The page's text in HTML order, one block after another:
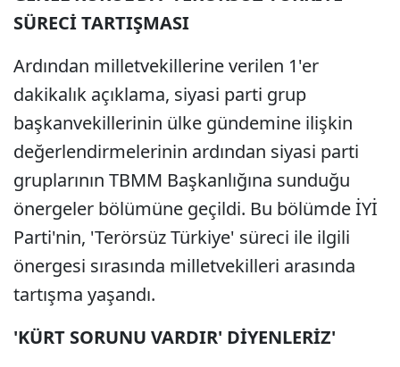
SÜRECİ TARTIŞMASI
Ardından milletvekillerine verilen 1'er
dakikalık açıklama, siyasi parti grup
başkanvekillerinin ülke gündemine ilişkin
değerlendirmelerinin ardından siyasi parti
gruplarının TBMM Başkanlığına sunduğu
önergeler bölümüne geçildi. Bu bölümde İYİ
Parti'nin, 'Terörsüz Türkiye' süreci ile ilgili
önergesi sırasında milletvekilleri arasında
tartışma yaşandı.
'KÜRT SORUNU VARDIR' DİYENLERİZ'